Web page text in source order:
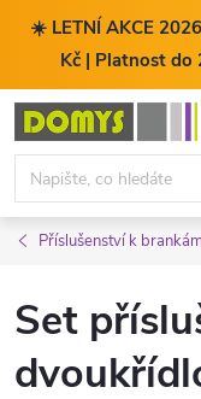
☀️ LETNÍ AKCE
Kč | Platnost do
Přejít
obsah
Příslušenství k
Set